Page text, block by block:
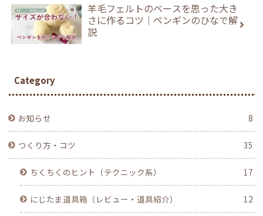
羊毛フェルトのベースを思った大き
さに作るコツ｜ペンギンのひなで解
説
Category
お知らせ 8
つくり方・コツ 35
ちくちくのヒント（テクニック系） 17
にじたま道具箱（レビュー・道具紹介） 12